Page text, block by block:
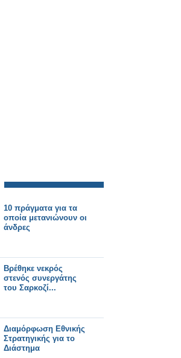
10 πράγματα για τα
οποία μετανιώνουν οι
άνδρες
Βρέθηκε νεκρός
στενός συνεργάτης
του Σαρκοζί...
Διαμόρφωση Εθνικής
Στρατηγικής για το
Διάστημα